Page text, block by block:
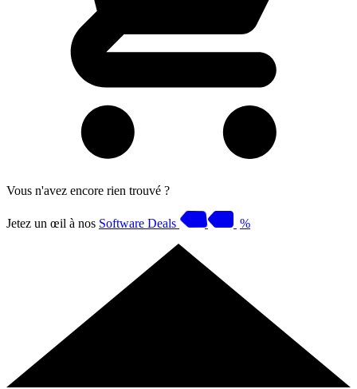
Vous n'avez encore rien trouvé ?
Jetez un œil à nos Software Deals %